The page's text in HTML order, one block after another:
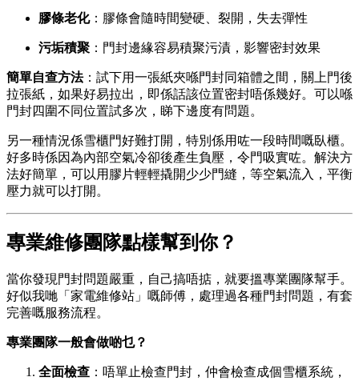
膠條老化：膠條會隨時間變硬、裂開，失去彈性
污垢積聚 ：門封邊緣容易積聚污漬，影響密封效果
簡單自查方法：試下用一張紙夾喺門封同箱體之間，關上門後
拉張紙，如果好易拉出，即係話該位置密封唔係幾好。可以喺
門封四圍不同位置試多次，睇下邊度有問題。
另一種情況係雪櫃門好難打開，特別係用咗一段時間嘅臥櫃。
好多時係因為內部空氣冷卻後產生負壓，令門吸實咗。解決方
法好簡單，可以用膠片輕輕撬開少少門縫，等空氣流入，平衡
壓力就可以打開。
專業維修團隊點樣幫到你？
當你發現門封問題嚴重，自己搞唔掂，就要搵專業團隊幫手。
好似我哋「家電維修站」嘅師傅，處理過各種門封問題，有套
完善嘅服務流程。
專業團隊一般會做啲乜？
全面檢查 ：唔單止檢查門封，仲會檢查成個雪櫃系統，